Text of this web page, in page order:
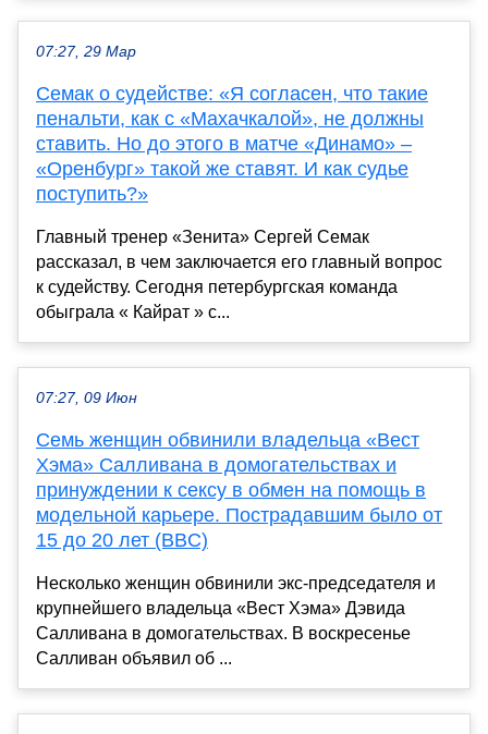
07:27, 29 Мар
Семак о судействе: «Я согласен, что такие
пенальти, как с «Махачкалой», не должны
ставить. Но до этого в матче «Динамо» –
«Оренбург» такой же ставят. И как судье
поступить?»
Главный тренер «Зенита» Сергей Семак
рассказал, в чем заключается его главный вопрос
к судейству. Сегодня петербургская команда
обыграла « Кайрат » с...
07:27, 09 Июн
Семь женщин обвинили владельца «Вест
Хэма» Салливана в домогательствах и
принуждении к сексу в обмен на помощь в
модельной карьере. Пострадавшим было от
15 до 20 лет (BBC)
Несколько женщин обвинили экс-председателя и
крупнейшего владельца «Вест Хэма» Дэвида
Салливана в домогательствах. В воскресенье
Салливан объявил об ...